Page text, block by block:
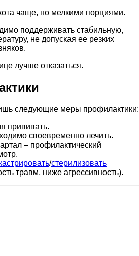
чаще, но мелкими порциями.
поддерживать стабильную,
не допуская ее резких
лучше отказаться.
следующие меры профилактики:
прививать.
своевременно лечить.
– профилактический
/стерилизовать
травм, ниже агрессивность).